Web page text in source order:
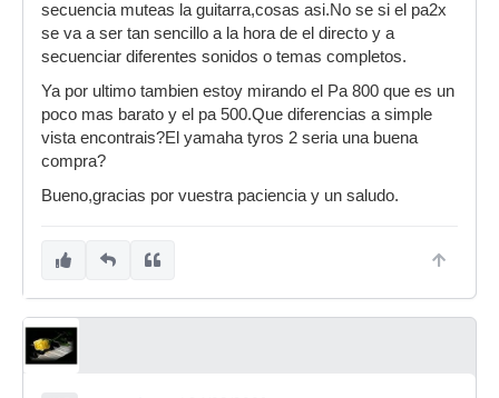
secuencia muteas la guitarra,cosas asi.No se si el pa2x
se va a ser tan sencillo a la hora de el directo y a
secuenciar diferentes sonidos o temas completos.
Ya por ultimo tambien estoy mirando el Pa 800 que es un
poco mas barato y el pa 500.Que diferencias a simple
vista encontrais?El yamaha tyros 2 seria una buena
compra?
Bueno,gracias por vuestra paciencia y un saludo.